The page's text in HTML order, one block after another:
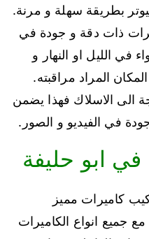
بطريقة سهلة و مرنة.
ذات دقة و جودة في
في الليل او النهار و
المراد مراقبته.
الى الاسلاك فهذا يضمن
في الفيديو و الصور.
ابو حليفة
كاميرات مميز
جميع انواع الكاميرات